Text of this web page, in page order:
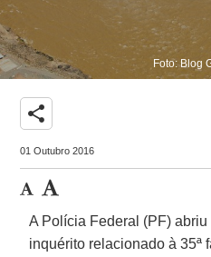
Foto: Blog
share
01 Outubro 2016
A Polícia Federal (PF)
inquérito relacionado à 35ª